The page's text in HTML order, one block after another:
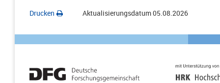
Drucken Aktualisierungsdatum05.08.2026